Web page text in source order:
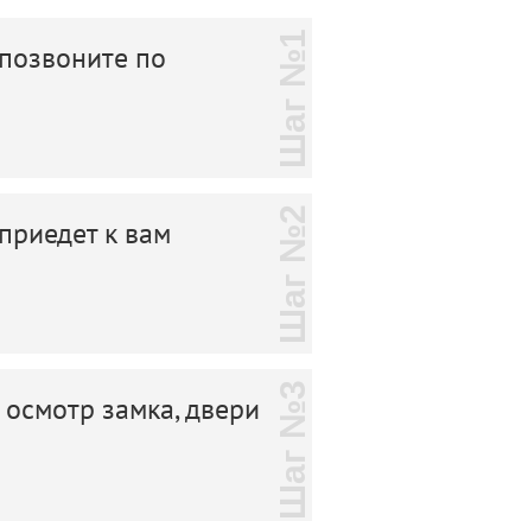
по
Шаг №1
к вам
Шаг №2
замка, двери Шаг №3